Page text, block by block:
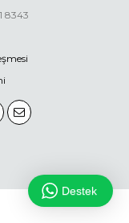
8343
Destek